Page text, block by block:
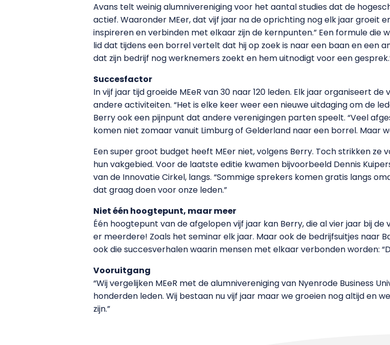
Avans telt weinig alumnivereniging voor het aantal studies dat de
actief. Waaronder MEer, dat vijf jaar na de oprichting nog elk jaar groeit
inspireren en verbinden met elkaar zijn de kernpunten.” Een formule die
lid dat tijdens een borrel vertelt dat hij op zoek is naar een baan en een
dat zijn bedrijf nog werknemers zoekt en hem uitnodigt voor een
Succesfactor
In vijf jaar tijd groeide MEeR van 30 naar 120 leden. Elk jaar organiseert
andere activiteiten. “Het is elke keer weer een nieuwe uitdaging om de
Berry ook een pijnpunt dat andere verenigingen parten speelt. “Veel
komen niet zomaar vanuit Limburg of Gelderland naar een borrel. Maar
Een super groot budget heeft MEer niet, volgens Berry. Toch strikken
hun vakgebied. Voor de laatste editie kwamen bijvoorbeeld Dennis
van de Innovatie Cirkel, langs. “Sommige sprekers komen gratis langs
dat graag doen voor onze leden.”
Niet één hoogtepunt, maar meer
Één hoogtepunt van de afgelopen vijf jaar kan Berry, die al vier jaar bij
er meerdere! Zoals het seminar elk jaar. Maar ook de bedrijfsuitjes naar
ook die succesverhalen waarin mensen met elkaar verbonden worden:
Vooruitgang
“Wij vergelijken MEeR met de alumnivereniging van Nyenrode Business
honderden leden. Wij bestaan nu vijf jaar maar we groeien nog altijd en
zijn.”